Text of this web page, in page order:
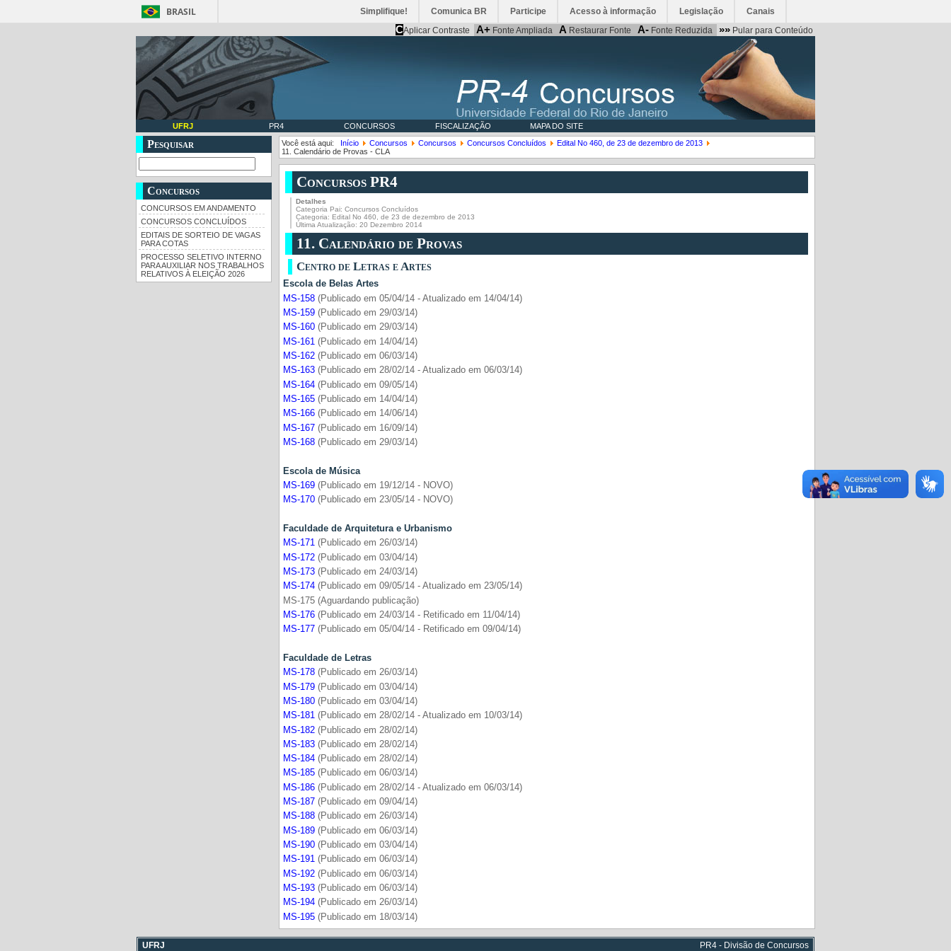
BRASIL Simplifique! Comunica BR Participe Acesso à informação Legislação Canais
CAplicar Contraste A+ Fonte Ampliada A Restaurar Fonte A- Fonte Reduzida »» Pular para Conteúdo
UFRJ PR4 CONCURSOS FISCALIZAÇÃO MAPA DO SITE
Pesquisar
Concursos
CONCURSOS EM ANDAMENTO
CONCURSOS CONCLUÍDOS
EDITAIS DE SORTEIO DE VAGAS
PARA COTAS
PROCESSO SELETIVO INTERNO
PARA AUXILIAR NOS TRABALHOS
RELATIVOS À ELEIÇÃO 2026
Você está aqui: Início Concursos Concursos Concursos Concluídos
Edital No 460, de 23 de dezembro de 2013
11. Calendário de Provas - CLA
Concursos PR4
Detalhes
Categoria Pai:Concursos Concluídos
Categoria: Edital No 460, de 23 de dezembro de 2013
Última Atualização: 20 Dezembro 2014
11. Calendário de Provas
Centro de Letras e Artes
Escola de Belas Artes
MS-158 (Publicado em 05/04/14 - Atualizado em 14/04/14)
MS-159 (Publicado em 29/03/14)
MS-160 (Publicado em 29/03/14)
MS-161 (Publicado em 14/04/14)
MS-162 (Publicado em 06/03/14)
MS-163 (Publicado em 28/02/14 - Atualizado em 06/03/14)
MS-164 (Publicado em 09/05/14)
MS-165 (Publicado em 14/04/14)
MS-166 (Publicado em 14/06/14)
MS-167 (Publicado em 16/09/14)
MS-168 (Publicado em 29/03/14)
Escola de Música
MS-169 (Publicado em 19/12/14 - NOVO)
MS-170 (Publicado em 23/05/14 - NOVO)
Faculdade de Arquitetura e Urbanismo
MS-171 (Publicado em 26/03/14)
MS-172 (Publicado em 03/04/14)
MS-173 (Publicado em 24/03/14)
MS-174 (Publicado em 09/05/14 - Atualizado em 23/05/14)
MS-175 (Aguardando publicação)
MS-176 (Publicado em 24/03/14 - Retificado em 11/04/14)
MS-177 (Publicado em 05/04/14 - Retificado em 09/04/14)
Faculdade de Letras
MS-178 (Publicado em 26/03/14)
MS-179 (Publicado em 03/04/14)
MS-180 (Publicado em 03/04/14)
MS-181 (Publicado em 28/02/14 - Atualizado em 10/03/14)
MS-182 (Publicado em 28/02/14)
MS-183 (Publicado em 28/02/14)
MS-184 (Publicado em 28/02/14)
MS-185 (Publicado em 06/03/14)
MS-186 (Publicado em 28/02/14 - Atualizado em 06/03/14)
MS-187 (Publicado em 09/04/14)
MS-188 (Publicado em 26/03/14)
MS-189 (Publicado em 06/03/14)
MS-190 (Publicado em 03/04/14)
MS-191 (Publicado em 06/03/14)
MS-192 (Publicado em 06/03/14)
MS-193 (Publicado em 06/03/14)
MS-194 (Publicado em 26/03/14)
MS-195 (Publicado em 18/03/14)
UFRJ PR4 - Divisão de Concursos